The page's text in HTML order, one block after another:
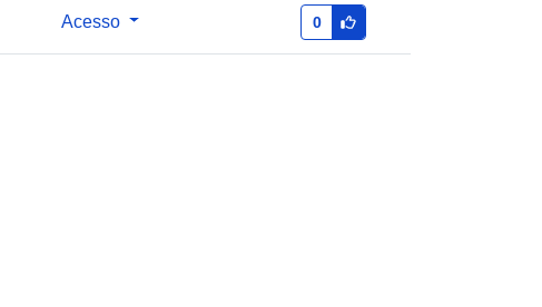
Acesso 0
Atualizado em data.europa.eu: 09